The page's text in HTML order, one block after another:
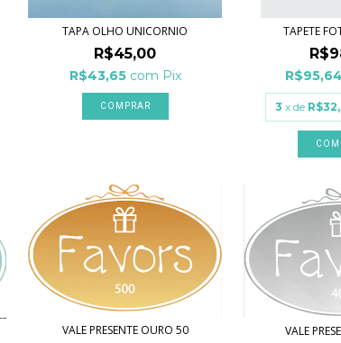
TAPA OLHO UNICORNIO
R$45,00
R$43,65 com Pix
TAPETE
R$95,64
3 x de
VALE PRESENTE OURO 50 VALE